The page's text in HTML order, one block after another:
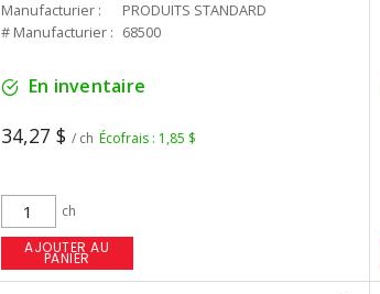
Manufacturier :
PRODUITS STANDARD
# Manufacturier : 68500
En inventaire
34,27 $ / ch Écofrais : 1,85 $
ch
AJOUTER AU
PANIER